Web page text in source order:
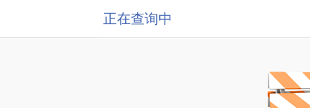
正在查询中